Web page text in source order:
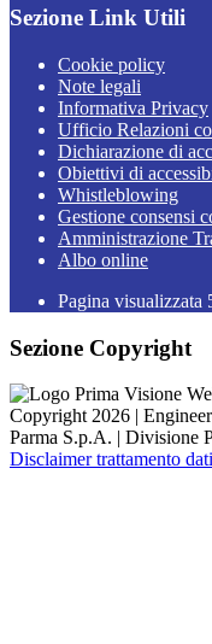
Sezione Link Utili
Cookie policy
Note legali
Informativa Privacy
Ufficio Relazioni
Dichiarazione di
Obiettivi di
Whistleblowing
Gestione consensi
Amministrazione
Albo online
Pagina visualizzata
Sezione Copyright
Copyright 2026 |
Parma S.p.A. | Divisione
Disclaimer trattamento